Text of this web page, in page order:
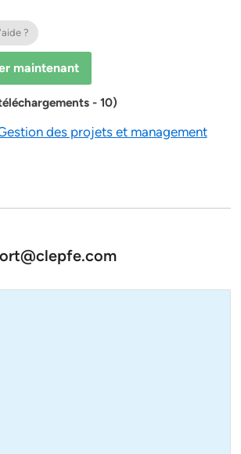
?
maintenant
- 10)
des projets et management